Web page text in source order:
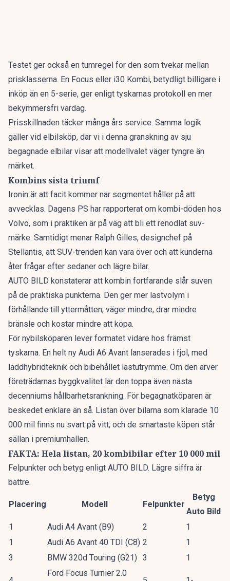
Testet ger också en tumregel för den som tvekar mellan
prisklasserna. En Focus eller i30 Kombi, betydligt billigare i
inköp än en 5-serie, ger enligt tyskarnas protokoll en mer
bekymmersfri vardag.
Prisskillnaden täcker många års service. Samma logik
gäller vid elbilsköp, där vi i denna granskning av sju
begagnade elbilar visar att modellvalet väger tyngre än
märket.
Kombins sista triumf
Ironin är att facit kommer när segmentet håller på att
avvecklas. Dagens PS har rapporterat om kombi-döden hos
Volvo, som i praktiken är på väg att bli ett renodlat suv-
märke. Samtidigt menar Ralph Gilles, designchef på
Stellantis, att SUV-trenden kan vara över och att kunderna
åter frågar efter sedaner och lägre bilar.
AUTO BILD konstaterar att kombin fortfarande slår suven
på de praktiska punkterna. Den ger mer lastvolym i
förhållande till yttermåtten, väger mindre, drar mindre
bränsle och kostar mindre att köpa.
För nybilsköparen lever formatet vidare hos främst
tyskarna. En helt ny Audi A6 Avant lanserades i fjol, med
laddhybridteknik och bibehållet lastutrymme. Om den ärver
företrädarnas byggkvalitet lär den toppa även nästa
decenniums hållbarhetsrankning. För begagnatköparen är
beskedet enklare än så. Listan över bilarna som klarade 10
000 mil finns nu svart på vitt, och de smartaste köpen står
sällan i premiumhallen.
FAKTA: Hela listan, 20 kombibilar efter 10 000 mil
Felpunkter och betyg enligt AUTO BILD. Lägre siffra är
bättre.
Placering Modell Felpunkter
Betyg
Auto Bild
1
Audi A4 Avant (B9) 2
1
1
Audi A6 Avant 40 TDI (C8) 2
1
3
BMW 320d Touring (G21) 3 1
Ford Focus Turnier 2.0